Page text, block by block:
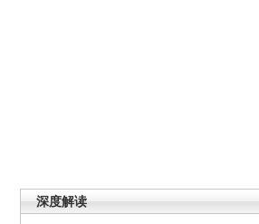
深度解读